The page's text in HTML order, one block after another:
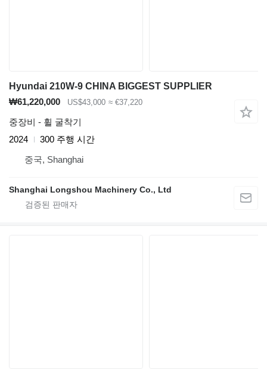
Hyundai 210W-9 CHINA BIGGEST SUPPLIER
₩61,220,000
US$43,000 ≈ €37,220
중장비 - 휠 굴착기
2024
300 주행 시간
중국, Shanghai
Shanghai Longshou Machinery Co., Ltd